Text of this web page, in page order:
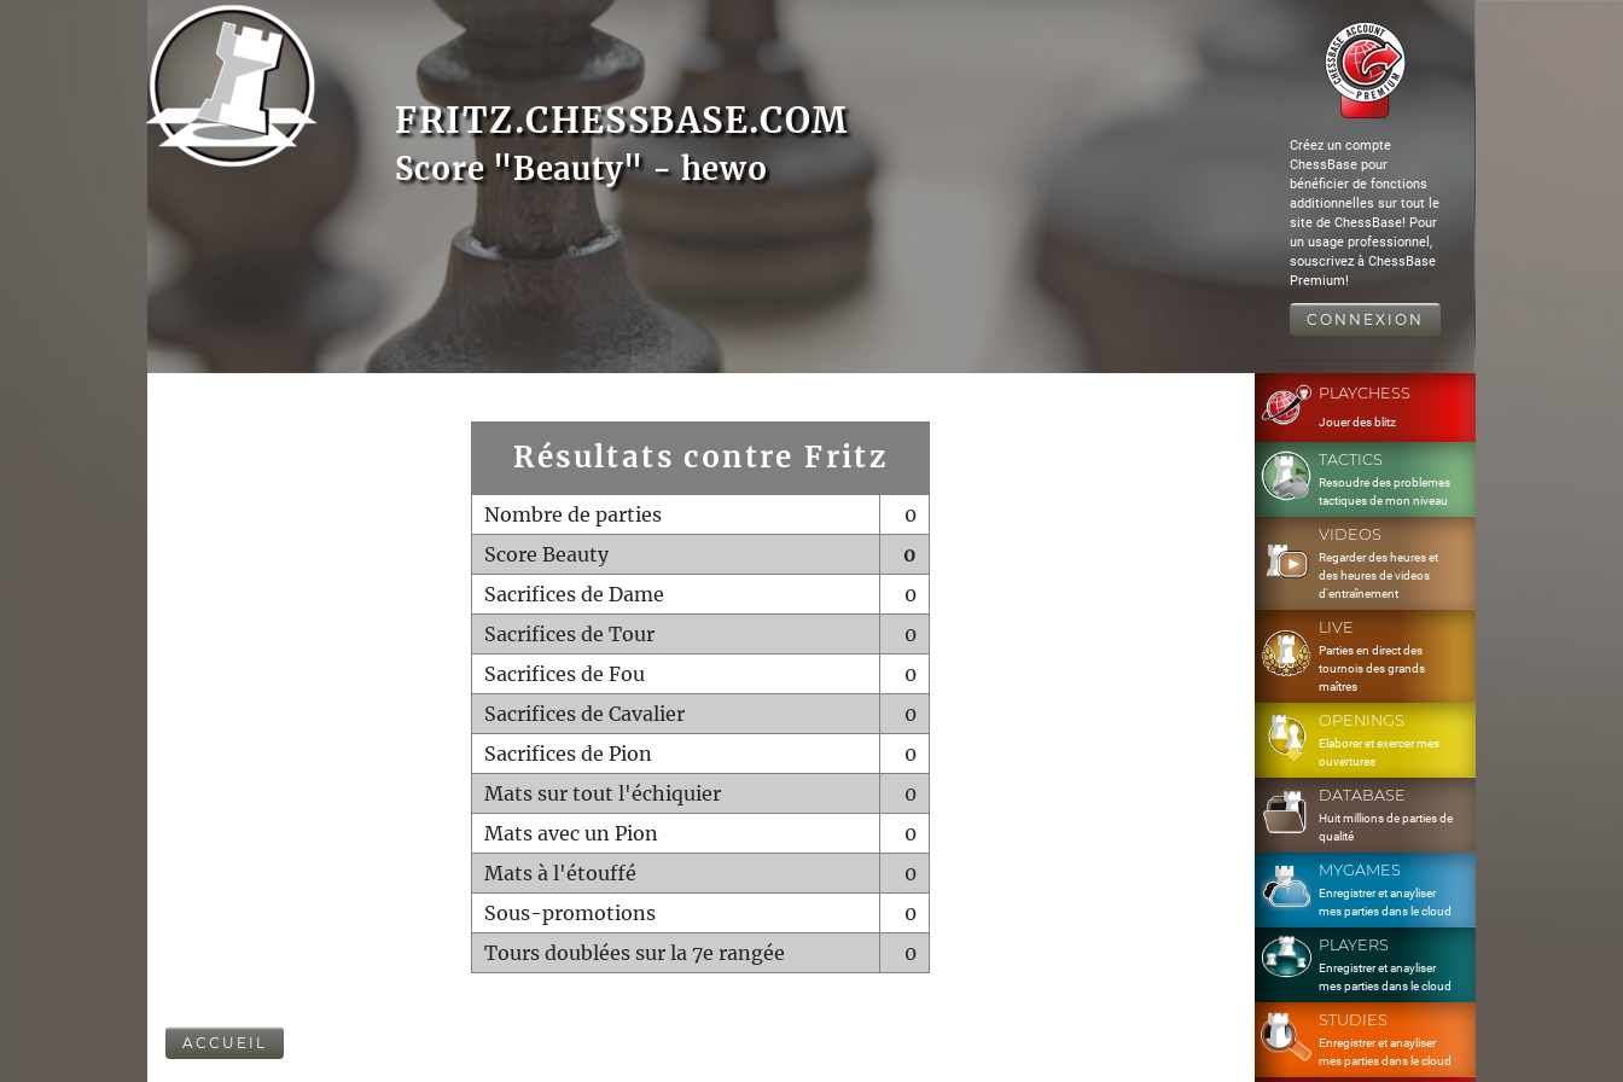
FRITZ.CHESSBASE.COM
Score "Beauty" - hewo
Créez un compte
ChessBase pour
bénéficier de fonctions
additionnelles sur tout le
site de ChessBase! Pour
un usage professionnel,
souscrivez à ChessBase
Premium!
CONNEXION
Résultats contre Fritz
Nombre de parties
0
Score Beauty
0
Sacrifices de Dame
0
Sacrifices de Tour
0
Sacrifices de Fou
0
Sacrifices de Cavalier
0
Sacrifices de Pion
0
Mats sur tout l'échiquier
0
Mats avec un Pion
0
Mats à l'étouffé
0
Sous-promotions
0
Tours doublées sur la 7e rangée
0
ACCUEIL
PLAYCHESS
Jouer des blitz
TACTICS
Resoudre des problemes
tactiques de mon niveau
VIDEOS
Regarder des heures et
des heures de videos
d'entraînement
LIVE
Parties en direct des
tournois des grands
maîtres
OPENINGS
Elaborer et exercer mes
ouvertures
DATABASE
Huit millions de parties de
qualité
MYGAMES
Enregistrer et anayliser
mes parties dans le cloud
PLAYERS
Enregistrer et anayliser
mes parties dans le cloud
STUDIES
Enregistrer et anayliser
mes parties dans le cloud